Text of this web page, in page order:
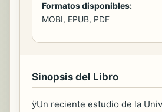
Formatos disponibles:
MOBI, EPUB, PDF
Sinopsis del Libro
ÿUn reciente estudio de la